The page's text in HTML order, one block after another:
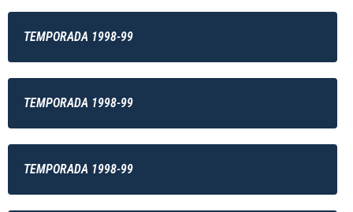
TEMPORADA 1998-99
TEMPORADA 1998-99
TEMPORADA 1998-99